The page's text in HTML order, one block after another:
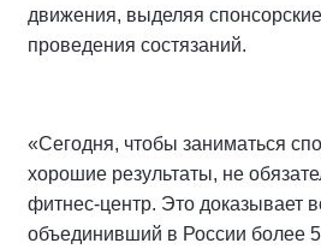
движения, выделяя
проведения состязаний.
«Сегодня, чтобы заниматься
хорошие результаты, не
фитнес-центр. Это доказывает
объединивший в России более